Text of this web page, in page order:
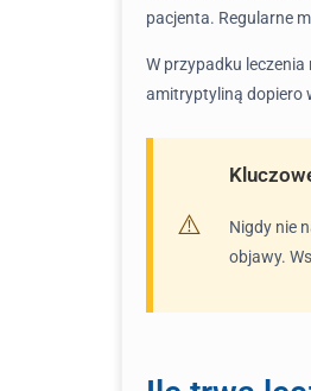
pacjenta. Regularne
W przypadku
amitryptyliną dopiero
Nigdy nie
objawy.